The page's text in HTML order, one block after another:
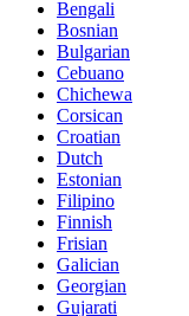
Bengali
Bosnian
Bulgarian
Cebuano
Chichewa
Corsican
Croatian
Dutch
Estonian
Filipino
Finnish
Frisian
Galician
Georgian
Gujarati